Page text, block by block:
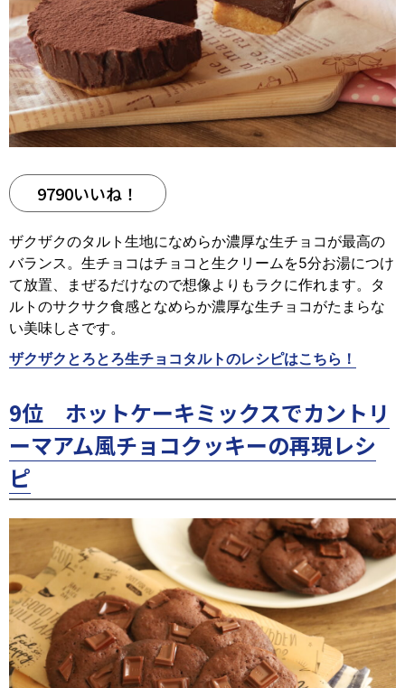
9790いいね！
ザクザクのタルト生地になめらか濃厚な生チョコが最高の
バランス。生チョコはチョコと生クリームを5分お湯につけ
て放置、まぜるだけなので想像よりもラクに作れます。タ
ルトのサクサク食感となめらか濃厚な生チョコがたまらな
い美味しさです。
ザクザクとろとろ生チョコタルトのレシピはこちら！
9位 ホットケーキミックスでカントリ
ーマアム風チョコクッキーの再現レシ
ピ